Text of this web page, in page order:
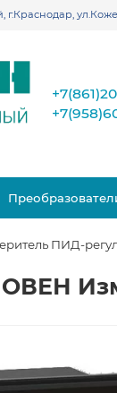
ПИД-